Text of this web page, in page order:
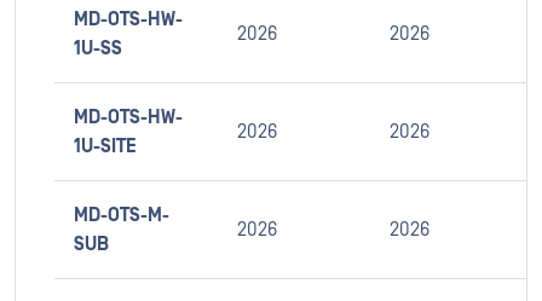
MD-OTS-HW-
1U-SS
2026 2026
MD-OTS-HW-
1U-SITE
2026 2026
MD-OTS-M-
SUB
2026 2026